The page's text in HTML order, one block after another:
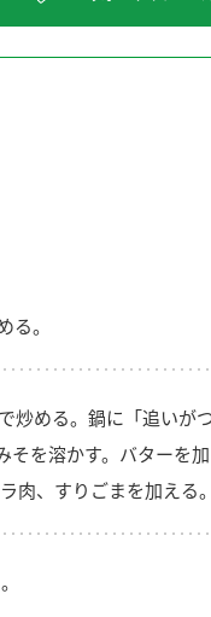
る。
炒める。鍋に「追いが
そを溶かす。バターを
肉、すりごまを加える。